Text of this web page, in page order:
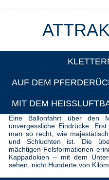
AUF DEM
MIT DEM
Eine Ballonfahrt über den
unvergessliche Eindrücke.
man so recht, wie
und Schluchten ist. Die
mächtigen Felsformationen
Kappadokien – mit dem
sehen, nicht Hunderte von